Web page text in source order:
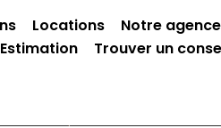
Locations Notre agence
Estimation Trouver un